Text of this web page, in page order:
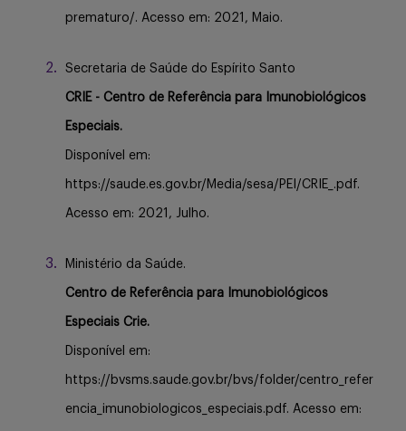
prematuro/. Acesso em: 2021, Maio.
Secretaria de Saúde do Espírito Santo
CRIE - Centro de Referência para Imunobiológicos
Especiais.
Disponível em:
https://saude.es.gov.br/Media/sesa/PEI/CRIE_.pdf.
Acesso em: 2021, Julho.
Ministério da Saúde.
Centro de Referência para Imunobiológicos
Especiais Crie.
Disponível em:
https://bvsms.saude.gov.br/bvs/folder/centro_refer
encia_imunobiologicos_especiais.pdf. Acesso em: